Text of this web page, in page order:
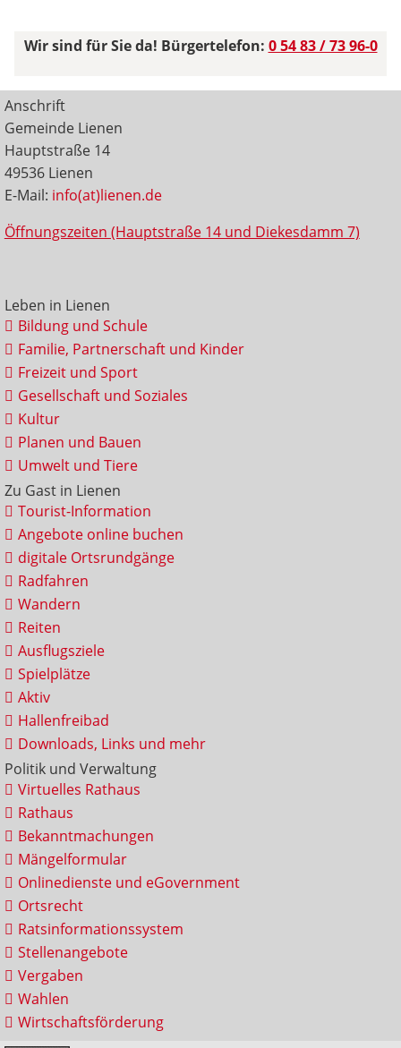
Wir sind für Sie da! Bürgertelefon: 0 54 83 / 73 96-0
Anschrift
Gemeinde Lienen
Hauptstraße 14
49536 Lienen
E-Mail: info(at)lienen.de
Öffnungszeiten (Hauptstraße 14 und Diekesdamm 7)
Leben in Lienen
Bildung und Schule
Familie, Partnerschaft und Kinder
Freizeit und Sport
Gesellschaft und Soziales
Kultur
Planen und Bauen
Umwelt und Tiere
Zu Gast in Lienen
Tourist-Information
Angebote online buchen
digitale Ortsrundgänge
Radfahren
Wandern
Reiten
Ausflugsziele
Spielplätze
Aktiv
Hallenfreibad
Downloads, Links und mehr
Politik und Verwaltung
Virtuelles Rathaus
Rathaus
Bekanntmachungen
Mängelformular
Onlinedienste und eGovernment
Ortsrecht
Ratsinformationssystem
Stellenangebote
Vergaben
Wahlen
Wirtschaftsförderung